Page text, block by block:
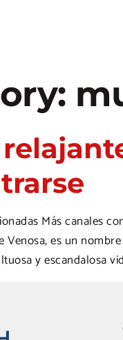
Más canales
Venosa, es un
y escandalosa